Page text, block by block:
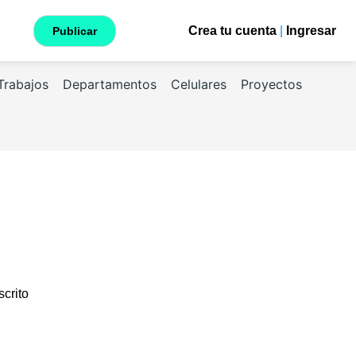
Publicar Crea tu cuenta| Ingresar
Departamentos Celulares Proyectos